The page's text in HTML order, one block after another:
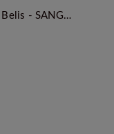
Konges Slojd - Spinki do włosów Belis - SANGRIA